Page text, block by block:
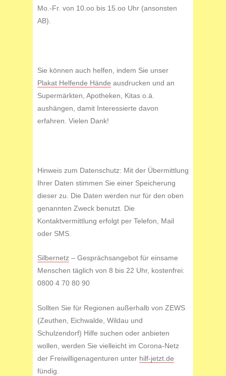
Mo.-Fr. von 10.oo bis 15.oo Uhr (ansonsten
AB).
Sie können auch helfen, indem Sie unser
Plakat Helfende Hände ausdrucken und an
Supermärkten, Apotheken, Kitas o.ä.
aushängen, damit Interessierte davon
erfahren. Vielen Dank!
Hinweis zum Datenschutz: Mit der Übermittlung
Ihrer Daten stimmen Sie einer Speicherung
dieser zu. Die Daten werden nur für den oben
genannten Zweck benutzt. Die
Kontaktvermittlung erfolgt per Telefon, Mail
oder SMS.
Silbernetz – Gesprächsangebot für einsame
Menschen täglich von 8 bis 22 Uhr, kostenfrei:
0800 4 70 80 90
Sollten Sie für Regionen außerhalb von ZEWS
(Zeuthen, Eichwalde, Wildau und
Schulzendorf) Hilfe suchen oder anbieten
wollen, werden Sie vielleicht im Corona-Netz
der Freiwilligenagenturen unter hilf-jetzt.de
fündig.